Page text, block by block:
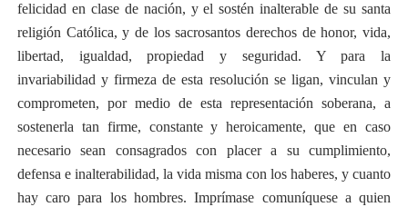
felicidad en clase de nación, y el sostén inalterable de su santa
religión Católica, y de los sacrosantos derechos de honor, vida,
libertad, igualdad, propiedad y seguridad. Y para la
invariabilidad y firmeza de esta resolución se ligan, vinculan y
comprometen, por medio de esta representación soberana, a
sostenerla tan firme, constante y heroicamente, que en caso
necesario sean consagrados con placer a su cumplimiento,
defensa e inalterabilidad, la vida misma con los haberes, y cuanto
hay caro para los hombres. Imprímase comuníquese a quien